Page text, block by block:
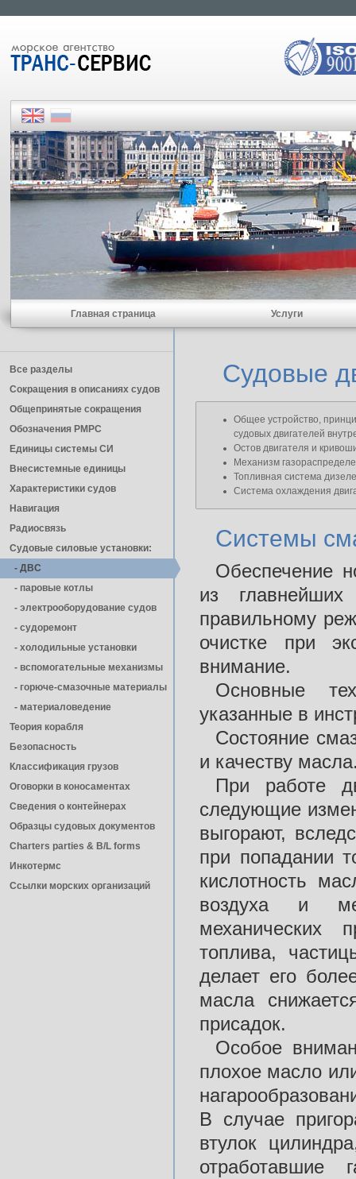
Главная страница Услуги
Все разделы
Сокращения в описаниях судов
Общепринятые сокращения
Обозначения РМРС
Единицы cистемы СИ
Внесистемные единицы
Характеристики судов
Навигация
Радиосвязь
Судовые силовые установки:
- ДВС
- паровые котлы
- электрооборудование судов
- cудоремонт
- холодильные установки
- вспомогательные механизмы
- горюче-смазочные материалы
- материаловедение
Теория корабля
Безопасность
Классификация грузов
Оговорки в коносаментах
Сведения о контейнерах
Образцы судовых документов
Charters parties & B/L forms
Инкотермс
Ссылки морских организаций
Судовые
Общее устройство,
судовых двигателей
Остов двигателя и
Механизм
Топливная система
Система охлаждения
Системы
Обеспечение
из
правильному
очистке при
внимание.
Основные
указанные в
Состояние
и качеству
При работе
следующие
выгорают,
при попадании
кислотность
воздуха и
механических
топлива,
делает его
масла
присадок.
Особое
плохое масло
В случае
втулок